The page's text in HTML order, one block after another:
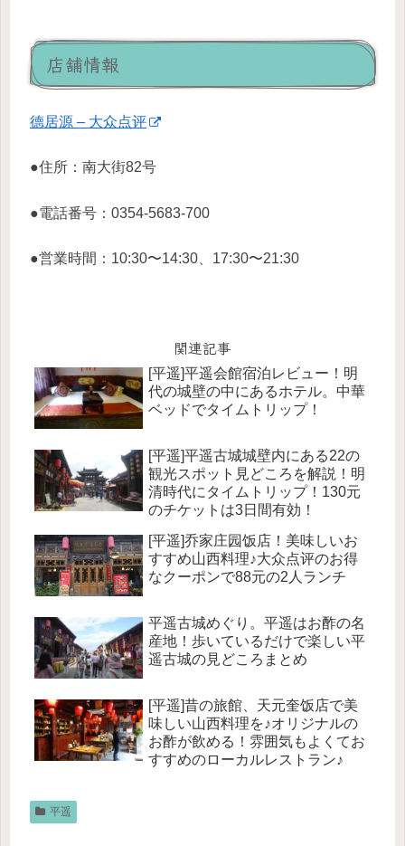
店舗情報
德居源 – 大众点评
●住所：南大街82号
●電話番号：0354-5683-700
●営業時間：10:30〜14:30、17:30〜21:30
関連記事
[平遥]平遥会館宿泊レビュー！明
代の城壁の中にあるホテル。中華
ベッドでタイムトリップ！
[平遥]平遥古城城壁内にある22の
観光スポット見どころを解説！明
清時代にタイムトリップ！130元
のチケットは3日間有効！
[平遥]乔家庄园饭店！美味しいお
すすめ山西料理♪大众点评のお得
なクーポンで88元の2人ランチ
平遥古城めぐり。平遥はお酢の名
産地！歩いているだけで楽しい平
遥古城の見どころまとめ
[平遥]昔の旅館、天元奎饭店で美
味しい山西料理を♪オリジナルの
お酢が飲める！雰囲気もよくてお
すすめのローカルレストラン♪
平遥